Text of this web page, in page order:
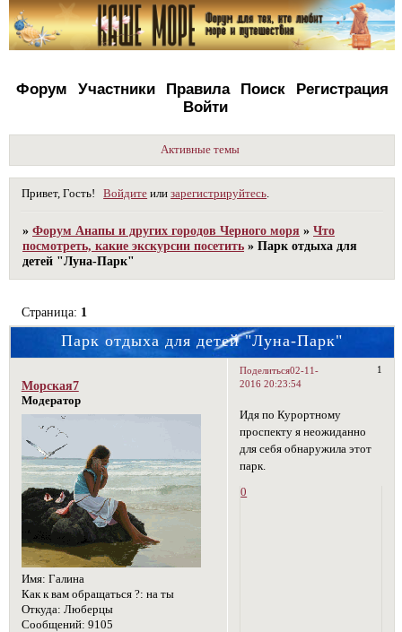
Форум Участники Правила Поиск
Регистрация
Войти
Активные темы
Привет, Гость! Войдите илизарегистрируйтесь
»Форум Анапы и других городов Черного моря »Что
посмотреть, какие экскурсии посетить »Парк отдыха для
детей "Луна-Парк"
Парк отдыха для детей "Луна-Парк"
Страница: 1
Поделиться 1
02-11-
2016 20:23:54
Морская7
Модератор
Имя: Галина
Как к вам обращаться ?: на ты
Откуда: Люберцы
Сообщений: 9105
Идя по Курортному
проспекту я неожиданно
для себя обнаружила этот
парк.
0